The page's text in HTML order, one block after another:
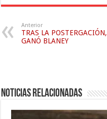
Anterior
TRAS LA POSTERGACIÓN,
GANÓ BLANEY
Noticias relacionadas